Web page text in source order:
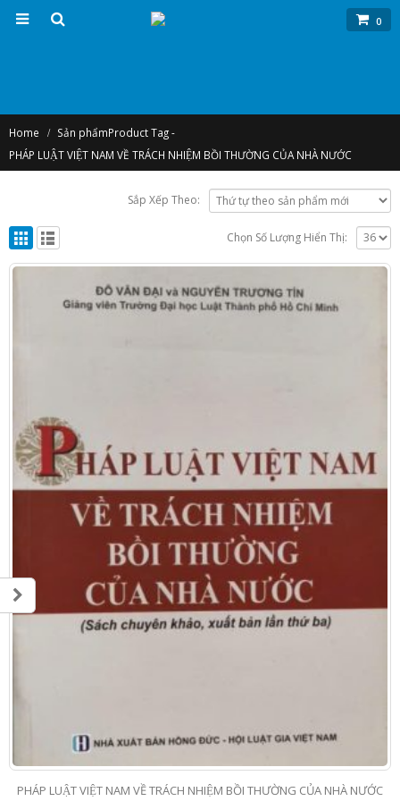
0
Home Sản phẩmProduct Tag -
PHÁP LUẬT VIỆT NAM VỀ TRÁCH NHIỆM BỒI THƯỜNG CỦA NHÀ NƯỚC
Sắp Xếp Theo:
Chọn Số Lượng Hiển Thị:
PHÁP LUẬT VIỆT NAM VỀ TRÁCH NHIỆM BỒI THƯỜNG CỦA NHÀ NƯỚC